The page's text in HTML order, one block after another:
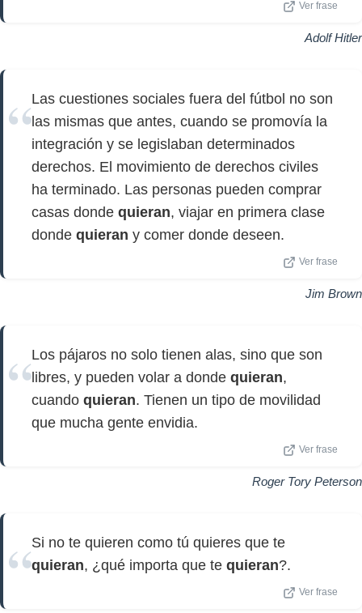
Ver frase
Adolf Hitler
Las cuestiones sociales fuera del fútbol no son
las mismas que antes, cuando se promovía la
integración y se legislaban determinados
derechos. El movimiento de derechos civiles
ha terminado. Las personas pueden comprar
casas donde quieran, viajar en primera clase
donde quieran y comer donde deseen.
Ver frase
Jim Brown
Los pájaros no solo tienen alas, sino que son
libres, y pueden volar a donde quieran,
cuando quieran. Tienen un tipo de movilidad
que mucha gente envidia.
Ver frase
Roger Tory Peterson
Si no te quieren como tú quieres que te
quieran, ¿qué importa que te quieran?.
Ver frase